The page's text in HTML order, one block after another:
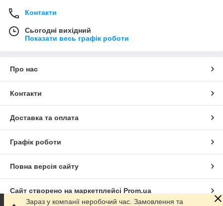
Контакти
Сьогодні вихідний
Показати весь графік роботи
Про нас
Контакти
Доставка та оплата
Графік роботи
Повна версія сайту
Сайт створено на маркетплейсі Prom.ua
Зараз у компанії неробочий час. Замовлення та